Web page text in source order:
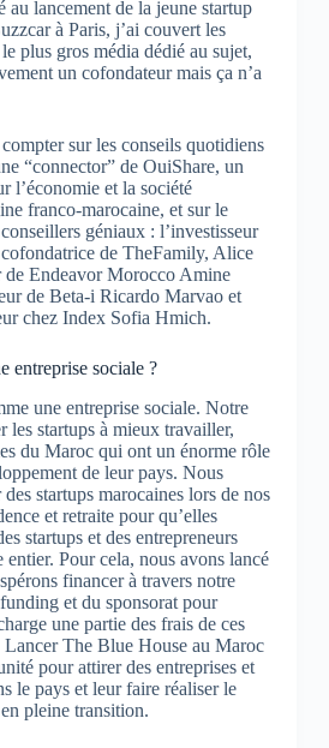
au lancement de la jeune startup
à Paris, j’ai couvert les
plus gros média dédié au sujet,
un cofondateur mais ça n’a
sur les conseils quotidiens
“connector” de OuiShare, un
l’économie et la société
franco-marocaine, et sur le
géniaux : l’investisseur
de TheFamily, Alice
de Endeavor Morocco Amine
de Beta-i Ricardo Marvao et
chez Index Sofia Hmich.
entreprise sociale ?
une entreprise sociale. Notre
les startups à mieux travailler,
du Maroc qui ont un énorme rôle
de leur pays. Nous
startups marocaines lors de nos
et retraite pour qu’elles
startups et des entrepreneurs
Pour cela, nous avons lancé
financer à travers notre
et du sponsorat pour
une partie des frais de ces
Lancer The Blue House au Maroc
pour attirer des entreprises et
le pays et leur faire réaliser le
pleine transition.